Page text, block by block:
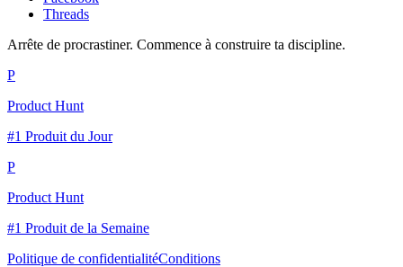
Threads
Arrête de procrastiner. Commence à construire ta discipline.
P
Product Hunt
#1 Produit du Jour
P
Product Hunt
#1 Produit de la Semaine
Politique de confidentialitéConditions